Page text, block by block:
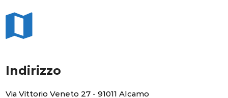
Indirizzo
Via Vittorio Veneto 27 - 91011 Alcamo